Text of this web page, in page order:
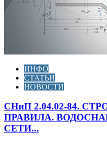
ИНФО
СТАТЬИ
НОВОСТИ
СНиП 2.04.02-84.
ПРАВИЛА.
СЕТИ...